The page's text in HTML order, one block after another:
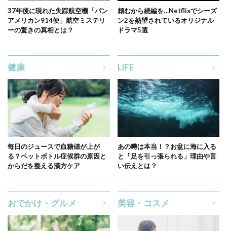
37年後に現れた失踪航空機「パン
アメリカン914便」航空ミステリ
ーの驚きの真相とは？
頼むから続編を…Netflixでシーズ
ン2を熱望されているオリジナル
ドラマ5選
健康
毎日のジュースで血糖値が上が
る？ペットボトル症候群の原因と
からだを整える漢方ケア
LIFE
あの噂は本当！？お盆に海に入る
と「足を引っ張られる」理由や言
い伝えとは？
おでかけ・グルメ 美容・コスメ